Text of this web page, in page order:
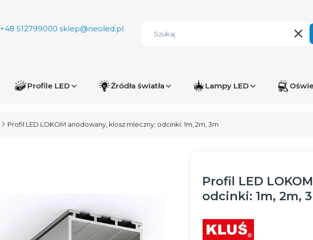
+48 512799000 sklep@neoled.pl
Profile LED Źródła światła Lampy LED
Profil LED LOKOM anodowany, klosz mleczny; odcinki: 1m, 2m, 3m
Profil LED
odcinki: 1m, 2m,